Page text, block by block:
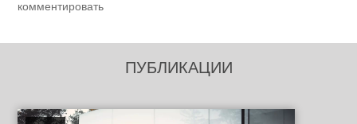
комментировать
ПУБЛИКАЦИИ